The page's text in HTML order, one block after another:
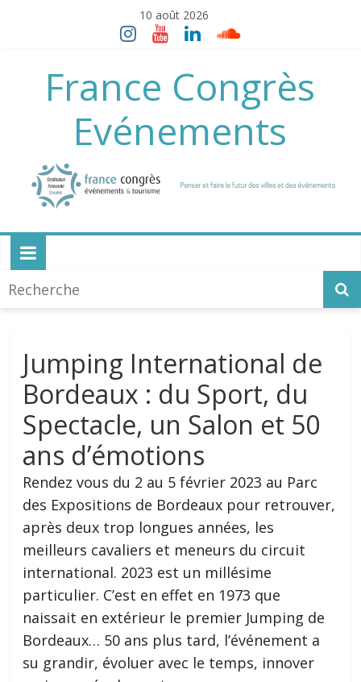
10 août 2026
France Congrès
Evénements
Jumping International de
Bordeaux : du Sport, du
Spectacle, un Salon et 50
ans d’émotions
Rendez vous du 2 au 5 février 2023 au Parc
des Expositions de Bordeaux pour retrouver,
après deux trop longues années, les
meilleurs cavaliers et meneurs du circuit
international. 2023 est un millésime
particulier. C’est en effet en 1973 que
naissait en extérieur le premier Jumping de
Bordeaux… 50 ans plus tard, l’événement a
su grandir, évoluer avec le temps, innover